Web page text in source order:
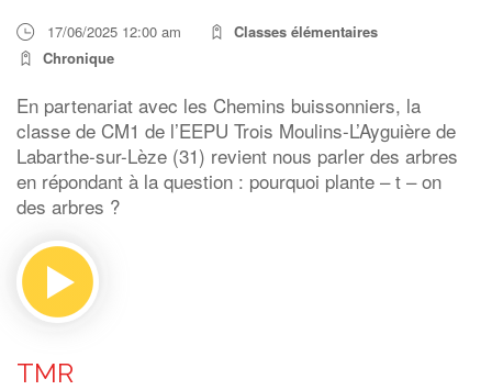
17/06/2025 12:00 am
Classes élémentaires
Chronique
En partenariat avec les Chemins buissonniers, la
classe de CM1 de l’EEPU Trois Moulins-L’Ayguière de
Labarthe-sur-Lèze (31) revient nous parler des arbres
en répondant à la question : pourquoi plante – t – on
des arbres ?
TMR